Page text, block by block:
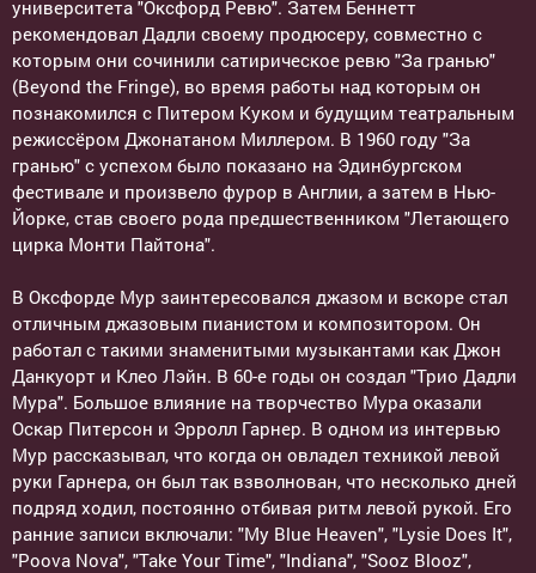
университета "Оксфорд Ревю". Затем Беннетт
рекомендовал Дадли своему продюсеру, совместно с
которым они сочинили сатирическое ревю "За гранью"
(Beyond the Fringe), во время работы над которым он
познакомился с Питером Куком и будущим театральным
режиссёром Джонатаном Миллером. В 1960 году "За
гранью" с успехом было показано на Эдинбургском
фестивале и произвело фурор в Англии, а затем в Нью-
Йорке, став своего рода предшественником "Летающего
цирка Монти Пайтона".
В Оксфорде Мур заинтересовался джазом и вскоре стал
отличным джазовым пианистом и композитором. Он
работал с такими знаменитыми музыкантами как Джон
Данкуорт и Клео Лэйн. В 60-е годы он создал "Трио Дадли
Мура". Большое влияние на творчество Мура оказали
Оскар Питерсон и Эрролл Гарнер. В одном из интервью
Мур рассказывал, что когда он овладел техникой левой
руки Гарнера, он был так взволнован, что несколько дней
подряд ходил, постоянно отбивая ритм левой рукой. Его
ранние записи включали: "My Blue Heaven", "Lysie Does It",
"Poova Nova", "Take Your Time", "Indiana", "Sooz Blooz",